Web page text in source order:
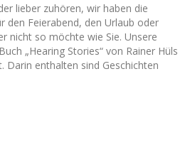
lieber zuhören, wir haben die
den Feierabend, den Urlaub oder
nicht so möchte wie Sie. Unsere
„Hearing Stories“ von Rainer Hüls
Darin enthalten sind Geschichten